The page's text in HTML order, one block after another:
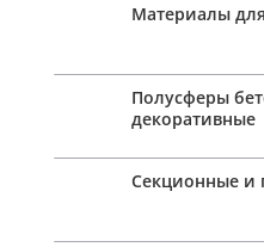
Материалы
Полусферы
декоративные
Секционные и